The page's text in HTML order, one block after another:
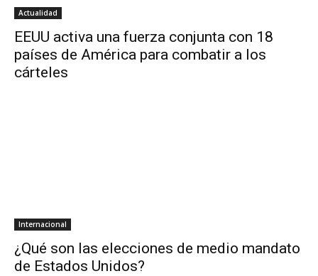
Actualidad
EEUU activa una fuerza conjunta con 18
países de América para combatir a los
cárteles
Internacional
¿Qué son las elecciones de medio mandato
de Estados Unidos?